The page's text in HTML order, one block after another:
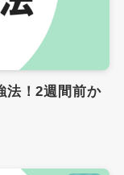
法！2週間前か